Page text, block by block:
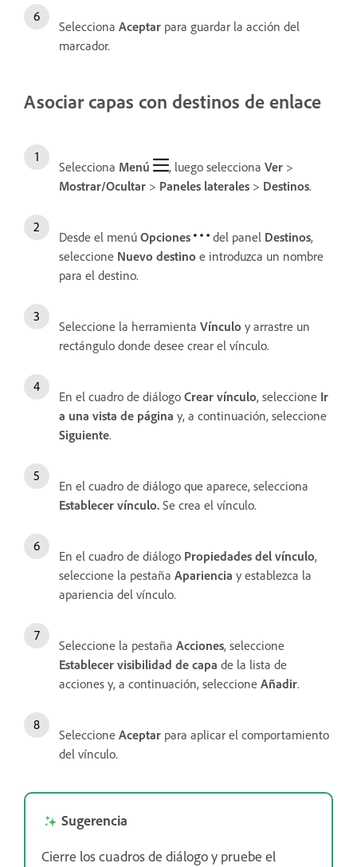
Selecciona Aceptar para guardar la acción del
marcador.
Asociar capas con destinos de enlace
Selecciona Menú , luego selecciona Ver >
Mostrar/Ocultar > Paneles laterales > Destinos.
Desde el menú Opciones del panel Destinos,
seleccione Nuevo destino e introduzca un nombre
para el destino.
Seleccione la herramienta Vínculo y arrastre un
rectángulo donde desee crear el vínculo.
En el cuadro de diálogo Crear vínculo, seleccione Ir
a una vista de página y, a continuación, seleccione
Siguiente.
En el cuadro de diálogo que aparece, selecciona
Establecer vínculo. Se crea el vínculo.
En el cuadro de diálogo Propiedades del vínculo,
seleccione la pestaña Apariencia y establezca la
apariencia del vínculo.
Seleccione la pestaña Acciones, seleccione
Establecer visibilidad de capa de la lista de
acciones y, a continuación, seleccione Añadir.
Seleccione Aceptar para aplicar el comportamiento
del vínculo.
Sugerencia
Cierre los cuadros de diálogo y pruebe el